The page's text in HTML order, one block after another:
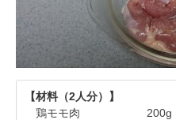
【材料（2人分）】
鶏モモ肉 200g